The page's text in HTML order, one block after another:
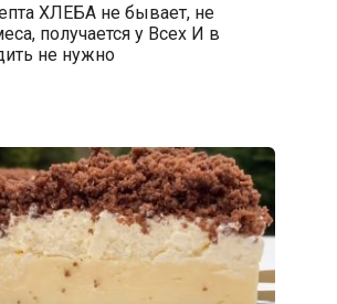
ХЛЕБА не бывает, не
получается у Всех И в
не нужно